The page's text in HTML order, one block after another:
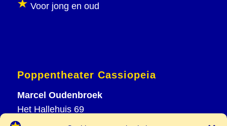
Voor jong en oud
Poppentheater Cassiopeia
Marcel Oudenbroek
Het Hallehuis 69
3823 VH Amersfoort